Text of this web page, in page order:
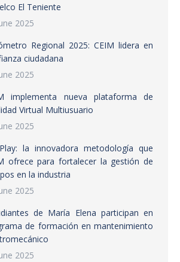
El Teniente
2025
Regional 2025: CEIM lidera en
ciudadana
2025
implementa nueva plataforma de
Virtual Multiusuario
2025
la innovadora metodología que
ofrece para fortalecer la gestión de
en la industria
2025
de María Elena participan en
de formación en mantenimiento
2025